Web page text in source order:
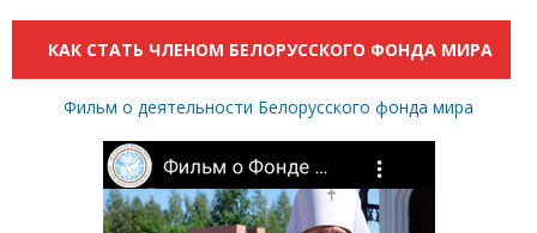
КАК СТАТЬ ЧЛЕНОМ БЕЛОРУССКОГО ФОНДА МИРА
Фильм о деятельности Белорусского фонда мира